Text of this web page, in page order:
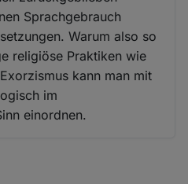
Sprachgebrauch
Warum also so
religiöse Praktiken wie
kann man mit
im
einordnen.